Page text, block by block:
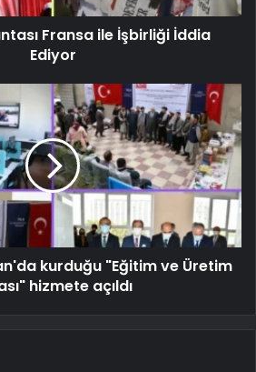
Fransa ile İşbirliği İddia
Ediyor
kurduğu "Eğitim ve Üretim
hizmete açıldı